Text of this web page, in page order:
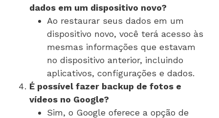
dados em um dispositivo novo?
Ao restaurar seus dados em um
dispositivo novo, você terá acesso às
mesmas informações que estavam
no dispositivo anterior, incluindo
aplicativos, configurações e dados.
É possível fazer backup de fotos e
vídeos no Google?
Sim, o Google oferece a opção de